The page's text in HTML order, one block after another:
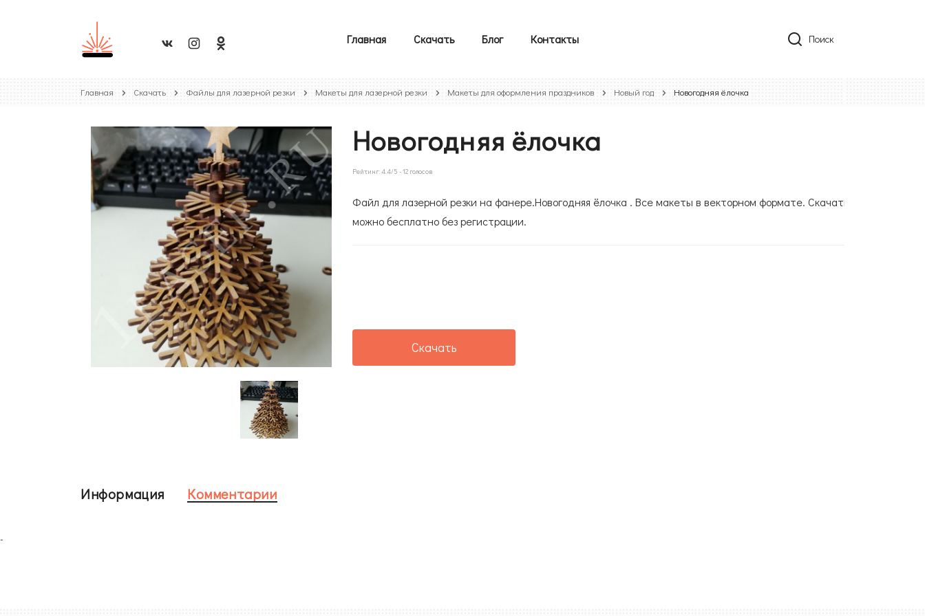
Главная Скачать Блог Контакты Поиск
Главная Скачать Файлы для лазерной резки Макеты для лазерной резки Макеты для оформления праздников Новый год Новогодняя ёлочка
Новогодняя ёлочка
Рейтинг:4.4/5 -12 голосов
Файл для лазерной резки на фанере.Новогодняя ёлочка . Все макеты в векторном формате. Скачать
можно бесплатно без регистрации.
Скачать
Информация Комментарии
-